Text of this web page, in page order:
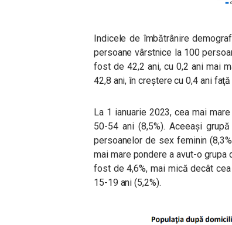
Indicele de îmbătrânire
persoane vârstnice la 100
fost de 42,2 ani, cu 0,2 ani mai
42,8 ani, în creştere cu 0,4 ani
La 1 ianuarie 2023, cea mai
50-54 ani (8,5%). Aceeași
persoanelor de sex feminin
mai mare pondere a avut-o
fost de 4,6%, mai mică decât
15-19 ani (5,2%).